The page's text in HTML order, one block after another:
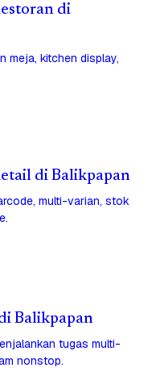
di
meja, kitchen display,
di Balikpapan
multi-varian, stok
Balikpapan
tugas multi-
nonstop.